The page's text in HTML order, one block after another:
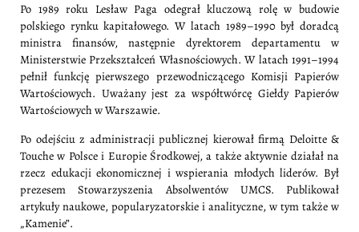
Po 1989 roku Lesław Paga odegrał kluczową rolę w budowie
polskiego rynku kapitałowego. W latach 1989–1990 był doradcą
ministra finansów, następnie dyrektorem departamentu w
Ministerstwie Przekształceń Własnościowych. W latach 1991–1994
pełnił funkcję pierwszego przewodniczącego Komisji Papierów
Wartościowych. Uważany jest za współtwórcę Giełdy Papierów
Wartościowych w Warszawie.
Po odejściu z administracji publicznej kierował firmą Deloitte &
Touche w Polsce i Europie Środkowej, a także aktywnie działał na
rzecz edukacji ekonomicznej i wspierania młodych liderów. Był
prezesem Stowarzyszenia Absolwentów UMCS. Publikował
artykuły naukowe, popularyzatorskie i analityczne, w tym także w
„Kamenie”.